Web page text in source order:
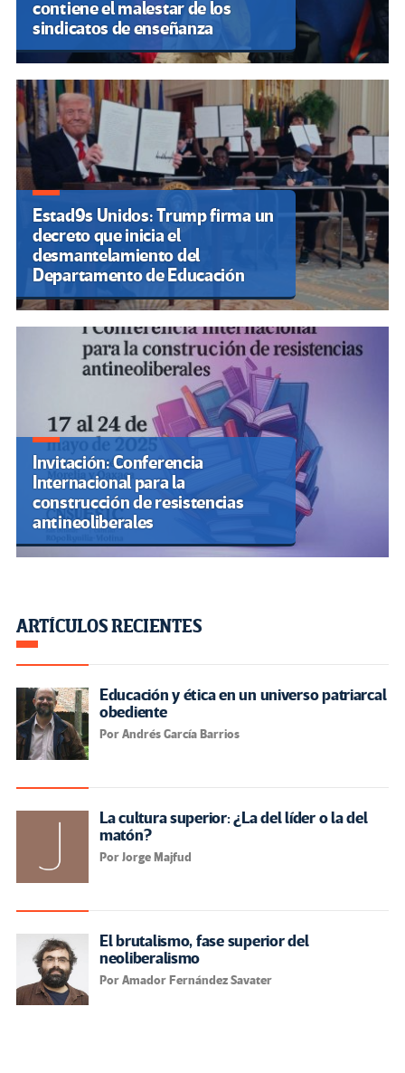
contiene el malestar de los
sindicatos de enseñanza
Estad9s Unidos: Trump firma un
decreto que inicia el
desmantelamiento del
Departamento de Educación
Invitación: Conferencia
Internacional para la
construcción de resistencias
antineoliberales
ARTÍCULOS RECIENTES
Educación y ética en un universo patriarcal
obediente
Por Andrés García Barrios
La cultura superior: ¿La del líder o la del
matón?
Por Jorge Majfud
El brutalismo, fase superior del
neoliberalismo
Por Amador Fernández Savater